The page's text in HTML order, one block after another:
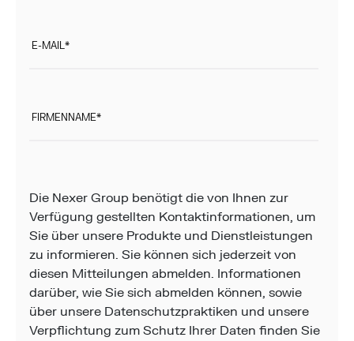
E-MAIL*
FIRMENNAME*
Die Nexer Group benötigt die von Ihnen zur
Verfügung gestellten Kontaktinformationen, um
Sie über unsere Produkte und Dienstleistungen
zu informieren. Sie können sich jederzeit von
diesen Mitteilungen abmelden. Informationen
darüber, wie Sie sich abmelden können, sowie
über unsere Datenschutzpraktiken und unsere
Verpflichtung zum Schutz Ihrer Daten finden Sie